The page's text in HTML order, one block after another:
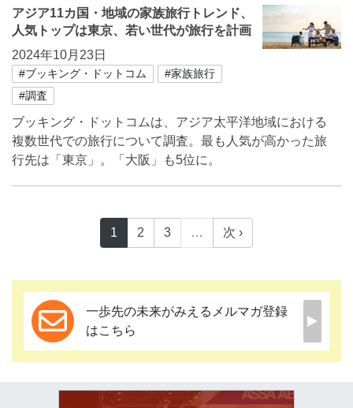
アジア11カ国・地域の家族旅行トレンド、
人気トップは東京、若い世代が旅行を計画
2024年10月23日
#ブッキング・ドットコム
#家族旅行
#調査
ブッキング・ドットコムは、アジア太平洋地域における
複数世代での旅行について調査。最も人気が高かった旅
行先は「東京」。「大阪」も5位に。
1 2 3 … 次 ›
一歩先の未来がみえるメルマガ登録
はこちら